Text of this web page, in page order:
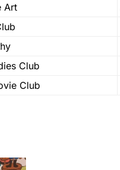
Art
Club
Club